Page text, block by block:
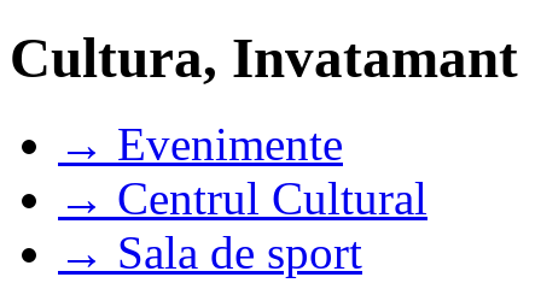
Cultura, Invatamant
→ Evenimente
→ Centrul Cultural
→ Sala de sport